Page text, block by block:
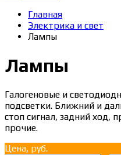
Главная
Электрика и свет
Лампы
Лампы
Галогеновые и
подсветки. Ближний и
стоп сигнал, задний ход,
прочие.
Цена, руб.